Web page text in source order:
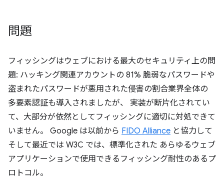
問題
フィッシングはウェブにおける最大のセキュリティ上の問
題: ハッキング関連アカウントの 81% 脆弱なパスワードや
盗まれたパスワードが悪用された侵害の割合業界全体の
多要素認証も導入されましたが、 実装が断片化されてい
て、大部分が依然としてフィッシングに適切に対処できて
いません。 Google は以前から FIDO Alliance と協力して
そして最近では W3C では、標準化された あらゆるウェブ
アプリケーションで使用できるフィッシング耐性のあるプ
ロトコル。